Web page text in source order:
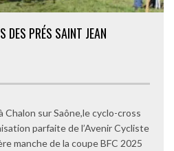
DES PRÉS SAINT JEAN
Chalon sur Saône,le cyclo-cross
parfaite de l’Avenir Cycliste
manche de la coupe BFC 2025